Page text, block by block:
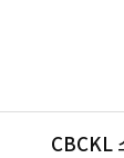
CBCKL